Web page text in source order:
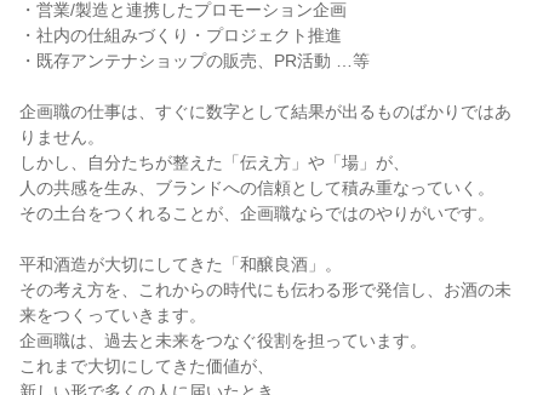
・営業/製造と連携したプロモーション企画
・社内の仕組みづくり・プロジェクト推進
・既存アンテナショップの販売、PR活動 …等
企画職の仕事は、すぐに数字として結果が出るものばかりではあ
りません。
しかし、自分たちが整えた「伝え方」や「場」が、
人の共感を生み、ブランドへの信頼として積み重なっていく。
その土台をつくれることが、企画職ならではのやりがいです。
平和酒造が大切にしてきた「和醸良酒」。
その考え方を、これからの時代にも伝わる形で発信し、お酒の未
来をつくっていきます。
企画職は、過去と未来をつなぐ役割を担っています。
これまで大切にしてきた価値が、